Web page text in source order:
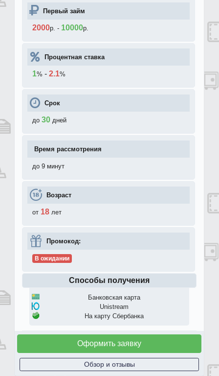
Первый займ
2000р. - 10000р.
Процентная ставка
1% - 2.1%
Срок
до 30 дней
Время рассмотрения
до 9 минут
Возраст
от 18 лет
Промокод:
В ожидании
Способы получения
Банковская карта
Unistream
На карту Сбербанка
Оформить заявку
Обзор и отзывы